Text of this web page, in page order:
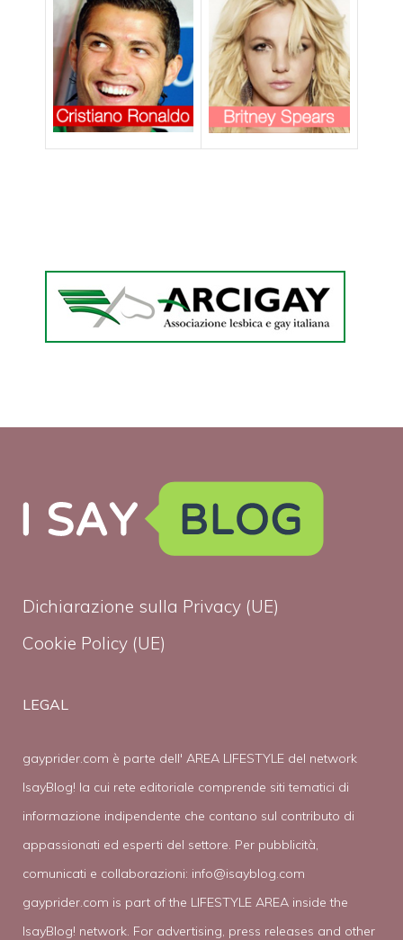
Dichiarazione sulla Privacy (UE)
Cookie Policy (UE)
LEGAL
gayprider.com è parte dell' AREA LIFESTYLE del network
IsayBlog! la cui rete editoriale comprende siti tematici di
informazione indipendente che contano sul contributo di
appassionati ed esperti del settore. Per pubblicità,
comunicati e collaborazioni: info@isayblog.com
gayprider.com is part of the LIFESTYLE AREA inside the
IsayBlog! network. For advertising, press releases and other